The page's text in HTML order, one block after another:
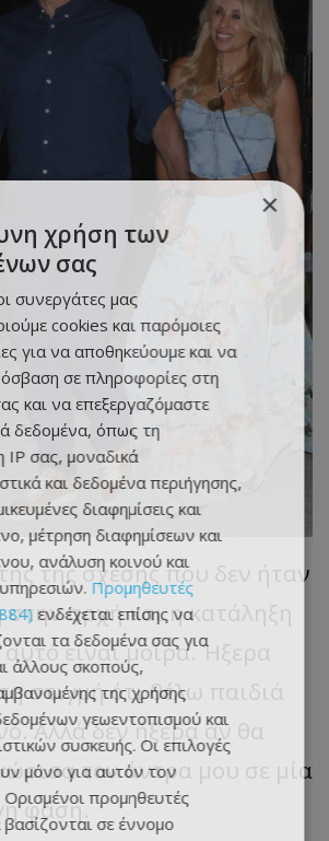
τηςσχέσηςπου δεν ήταν
στηναρχήκαι η κατάληξη
αυτόείναιμοίρα.Ήξερα
στιγμήότι θέλω παιδιά
.Αλλάδεν ήξερα αν θα
ατονάντρα μου σε μία
φάση.
×
χρήση των
σας
συνεργάτες μας
cookies και παρόμοιες
για να αποθηκεύουμε και να
σε πληροφορίες στη
και να επεξεργαζόμαστε
δεδομένα, όπως τη
IP σας, μοναδικά
και δεδομένα περιήγησης,
διαφημίσεις και
μέτρηση διαφημίσεων και
ανάλυση κοινού και
Προμηθευτές
ενδέχεται επίσης να
τα δεδομένα σας για
άλλους σκοπούς,
της χρήσης
γεωεντοπισμού και
συσκευής. Οι επιλογές
μόνο για αυτόν τον
προμηθευτές
σε έννομο